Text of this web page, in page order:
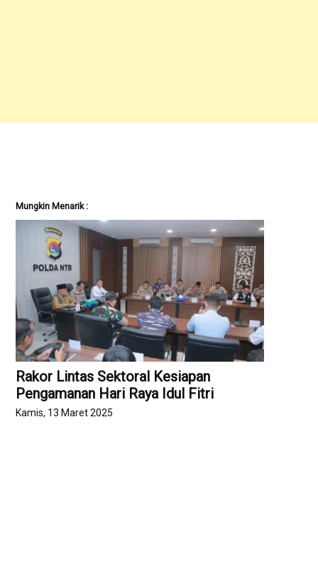
Mungkin Menarik :
Rakor Lintas Sektoral Kesiapan
Pengamanan Hari Raya Idul Fitri
Kamis, 13 Maret 2025